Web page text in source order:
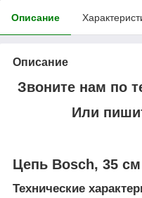
Описание
Описание
Звоните нам по
Или
Цепь Bosch, 35 см
Технические